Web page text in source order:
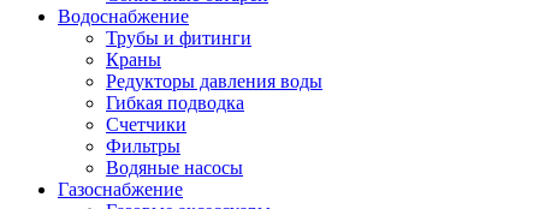
Водоснабжение
Трубы и фитинги
Краны
Редукторы давления воды
Гибкая подводка
Счетчики
Фильтры
Водяные насосы
Газоснабжение